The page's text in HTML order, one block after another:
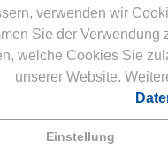
verwenden wir
Sie der Verwendung
welche Cookies Sie
unserer Website.
Einstellung